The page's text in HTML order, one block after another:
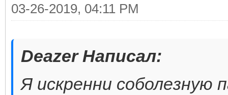
03-26-2019, 04:11 PM
Deazer Написал:
Я искренни соболезную